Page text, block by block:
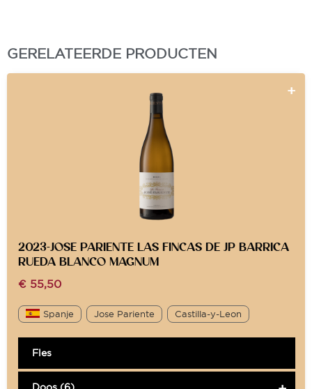
GERELATEERDE PRODUCTEN
2023-JOSE PARIENTE LAS FINCAS DE JP BARRICA
RUEDA BLANCO MAGNUM
€ 55,50
Spanje Jose Pariente Castilla-y-Leon
Fles